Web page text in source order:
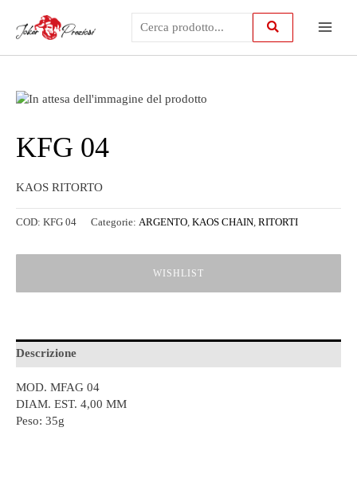
contenuto
KFG 04
KAOS RITORTO
COD: KFG 04 Categorie: ARGENTO, KAOS CHAIN, RITORTI
WISHLIST
Descrizione
MOD. MFAG 04
DIAM. EST. 4,00 MM
Peso: 35g